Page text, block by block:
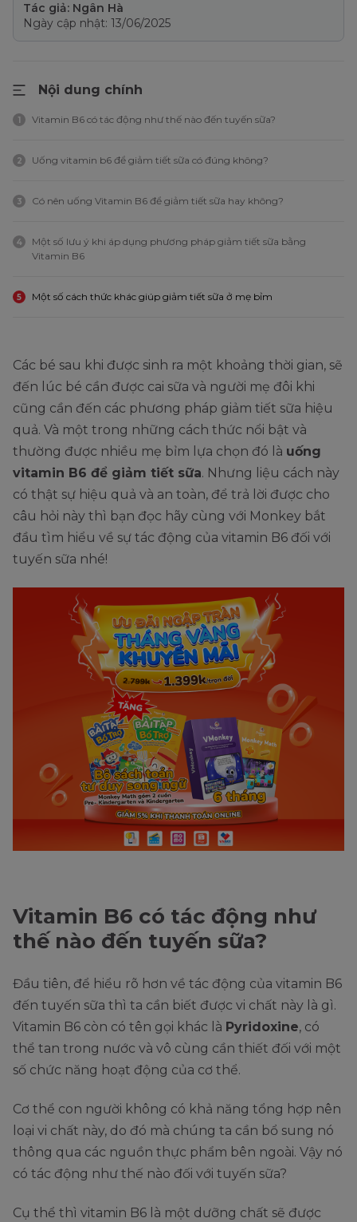
Tác giả: Ngân Hà
Ngày cập nhật: 13/06/2025
Nội dung chính
1 Vitamin B6 có tác động như thế nào đến tuyến sữa?
2 Uống vitamin b6 để giảm tiết sữa có đúng không?
3 Có nên uống Vitamin B6 để giảm tiết sữa hay không?
4
Một số lưu ý khi áp dụng phương pháp giảm tiết sữa bằng
Vitamin B6
5 Một số cách thức khác giúp giảm tiết sữa ở mẹ bỉm
Các bé sau khi được sinh ra một khoảng thời gian, sẽ
đến lúc bé cần được cai sữa và người mẹ đôi khi
cũng cần đến các phương pháp giảm tiết sữa hiệu
quả. Và một trong những cách thức nổi bật và
thường được nhiều mẹ bỉm lựa chọn đó là uống
vitamin B6 để giảm tiết sữa. Nhưng liệu cách này
có thật sự hiệu quả và an toàn, để trả lời được cho
câu hỏi này thì bạn đọc hãy cùng với Monkey bắt
đầu tìm hiểu về sự tác động của vitamin B6 đối với
tuyến sữa nhé!
Vitamin B6 có tác động như
thế nào đến tuyến sữa?
Đầu tiên, để hiểu rõ hơn về tác động của vitamin B6
đến tuyến sữa thì ta cần biết được vi chất này là gì.
Vitamin B6 còn có tên gọi khác là Pyridoxine, có
thể tan trong nước và vô cùng cần thiết đối với một
số chức năng hoạt động của cơ thể.
Cơ thể con người không có khả năng tổng hợp nên
loại vi chất này, do đó mà chúng ta cần bổ sung nó
thông qua các nguồn thực phẩm bên ngoài. Vậy nó
có tác động như thế nào đối với tuyến sữa?
Cụ thể thì vitamin B6 là một dưỡng chất sẽ được